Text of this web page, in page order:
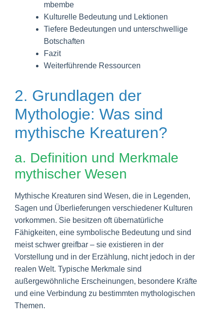
mbembe
Kulturelle Bedeutung und Lektionen
Tiefere Bedeutungen und unterschwellige
Botschaften
Fazit
Weiterführende Ressourcen
2. Grundlagen der
Mythologie: Was sind
mythische Kreaturen?
a. Definition und Merkmale
mythischer Wesen
Mythische Kreaturen sind Wesen, die in Legenden,
Sagen und Überlieferungen verschiedener Kulturen
vorkommen. Sie besitzen oft übernatürliche
Fähigkeiten, eine symbolische Bedeutung und sind
meist schwer greifbar – sie existieren in der
Vorstellung und in der Erzählung, nicht jedoch in der
realen Welt. Typische Merkmale sind
außergewöhnliche Erscheinungen, besondere Kräfte
und eine Verbindung zu bestimmten mythologischen
Themen.